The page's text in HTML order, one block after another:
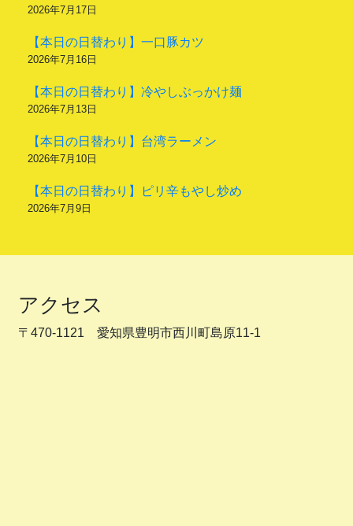
2026年7月17日
【本日の日替わり】一口豚カツ
2026年7月16日
【本日の日替わり】冷やしぶっかけ麺
2026年7月13日
【本日の日替わり】台湾ラーメン
2026年7月10日
【本日の日替わり】ピリ辛もやし炒め
2026年7月9日
アクセス
〒470-1121 愛知県豊明市西川町島原11-1